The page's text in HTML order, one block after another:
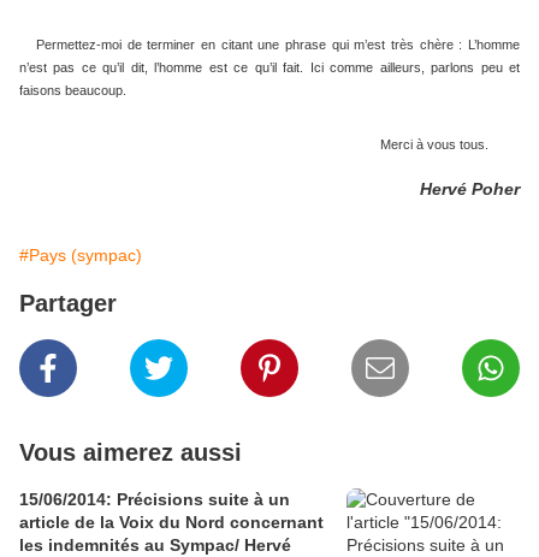
Permettez-moi de terminer en citant une phrase qui m’est très chère : L’homme
n’est pas ce qu’il dit, l’homme est ce qu’il fait. Ici comme ailleurs, parlons peu et
faisons beaucoup.
Merci à vous tous.
Hervé Poher
#Pays (sympac)
Partager
Vous aimerez aussi
15/06/2014: Précisions suite à un
article de la Voix du Nord concernant
les indemnités au Sympac/ Hervé